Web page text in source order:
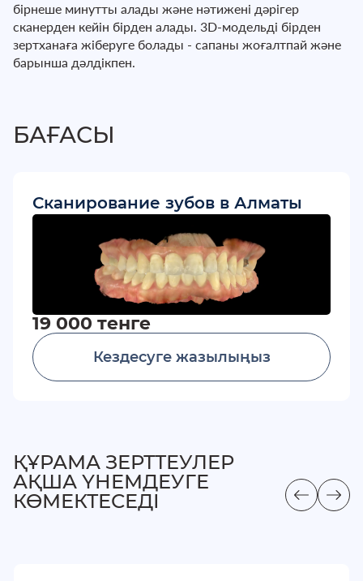
бірнеше минутты алады және нәтижені дәрігер
сканерден кейін бірден алады. 3D-модельді бірден
зертханаға жіберуге болады - сапаны жоғалтпай және
барынша дәлдікпен.
БАҒАСЫ
Сканирование зубов в Алматы
19 000 тенге
Кездесуге жазылыңыз
ҚҰРАМА ЗЕРТТЕУЛЕР
АҚША ҮНЕМДЕУГЕ
КӨМЕКТЕСЕДІ